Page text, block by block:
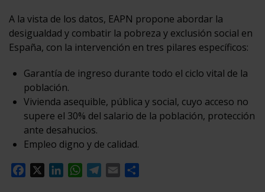
A la vista de los datos, EAPN propone abordar la
desigualdad y combatir la pobreza y exclusión social en
España, con la intervención en tres pilares específicos:
Garantía de ingreso durante todo el ciclo vital de la
población.
Vivienda asequible, pública y social, cuyo acceso no
supere el 30% del salario de la población, protección
ante desahucios.
Empleo digno y de calidad.
Facebook
LinkedInWhatsApp
Telegram
Email